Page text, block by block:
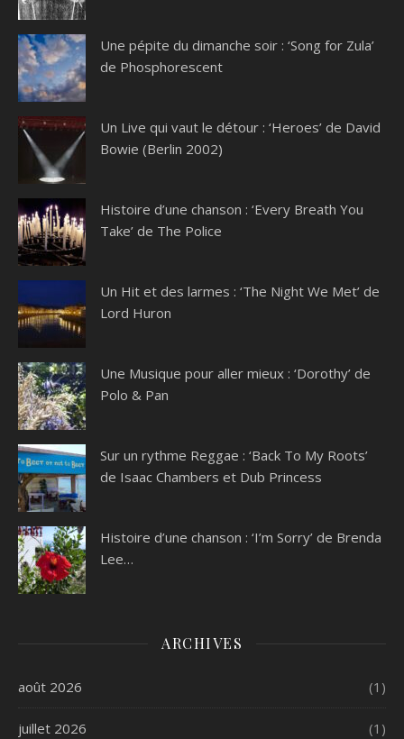
Une pépite du dimanche soir : ‘Song for Zula’
de Phosphorescent
Un Live qui vaut le détour : ‘Heroes’ de David
Bowie (Berlin 2002)
Histoire d’une chanson : ‘Every Breath You
Take’ de The Police
Un Hit et des larmes : ‘The Night We Met’ de
Lord Huron
Une Musique pour aller mieux : ‘Dorothy’ de
Polo & Pan
Sur un rythme Reggae : ‘Back To My Roots’
de Isaac Chambers et Dub Princess
Histoire d’une chanson : ‘I’m Sorry’ de Brenda
Lee…
ARCHIVES
août 2026 (1)
juillet 2026 (1)